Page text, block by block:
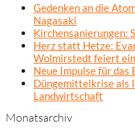
Gedenken an die
Nagasaki
Kirchensanierungen:
Herz statt Hetze:
Wolmirstedt feiert
Neue Impulse für das
Düngemittelkrise als
Landwirtschaft
Monatsarchiv